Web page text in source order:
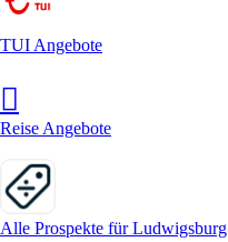
TUI Angebote
Reise Angebote
Alle Prospekte für Ludwigsburg